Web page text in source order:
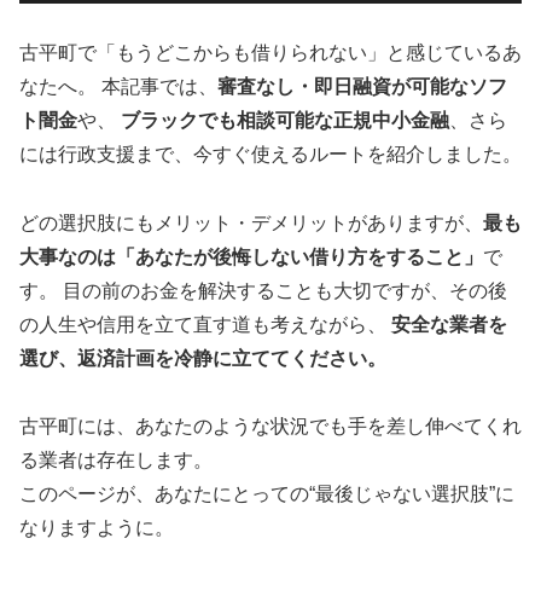
古平町で「もうどこからも借りられない」と感じているあ
なたへ。 本記事では、 審査なし・即日融資が可能なソフ
ト闇金や、 ブラックでも相談可能な正規中小金融 、さら
には行政支援まで、今すぐ使えるルートを紹介しました。
どの選択肢にもメリット・デメリットがありますが、 最も
大事なのは「あなたが後悔しない借り方をすること」 で
す。 目の前のお金を解決することも大切ですが、その後
の人生や信用を立て直す道も考えながら、 安全な業者を
選び、返済計画を冷静に立ててください。
古平町には、あなたのような状況でも手を差し伸べてくれ
る業者は存在します。
このページが、あなたにとっての“最後じゃない選択肢”に
なりますように。